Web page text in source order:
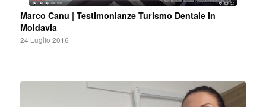
Marco Canu | Testimonianze Turismo Dentale in
Moldavia
24 Luglio 2016